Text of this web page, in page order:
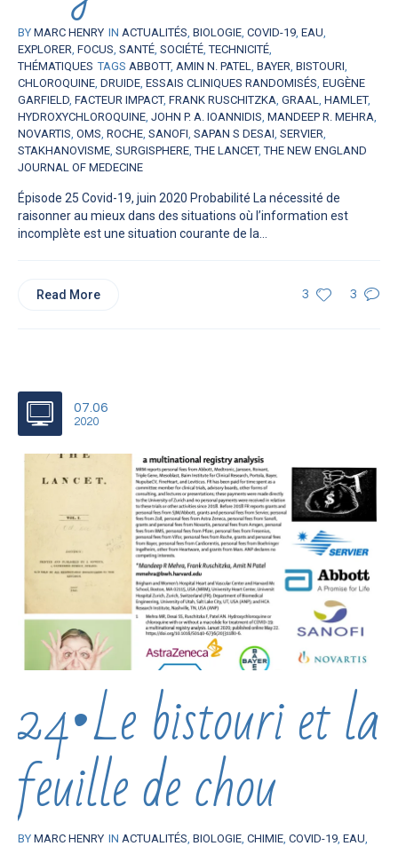
BY MARC HENRY IN ACTUALITÉS, BIOLOGIE, COVID-19, EAU,
EXPLORER, FOCUS, SANTÉ, SOCIÉTÉ,TECHNICITÉ,
THÉMATIQUES TAGS ABBOTT, AMIN N. PATEL, BAYER, BISTOURI,
CHLOROQUINE, DRUIDE, ESSAIS CLINIQUES RANDOMISÉS, EUGÈNE
GARFIELD, FACTEUR IMPACT, FRANK RUSCHITZKA, GRAAL, HAMLET,
HYDROXYCHLOROQUINE, JOHN P. A. IOANNIDIS, MANDEEP R. MEHRA,
NOVARTIS, OMS, ROCHE, SANOFI, SAPAN S DESAI, SERVIER,
STAKHANOVISME, SURGISPHERE,THE LANCET,THE NEW ENGLAND
JOURNAL OF MEDECINE
Épisode 25 Covid-19, juin 2020 Probabilité La nécessité de
raisonner au mieux dans des situations où l’information est
incomplète est une situation courante de la...
3 3
Read More
07.06
2020
24•Le bistouri et la
feuille de chou
BY MARC HENRY IN ACTUALITÉS BIOLOGIE CHIMIE COVID-19 EAU